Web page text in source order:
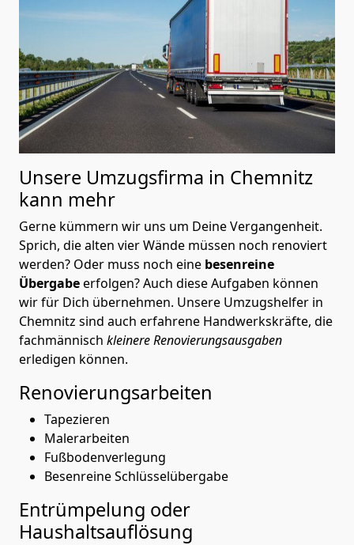
Unsere Umzugsfirma in Chemnitz
kann mehr
Gerne kümmern wir uns um Deine Vergangenheit.
Sprich, die alten vier Wände müssen noch renoviert
werden? Oder muss noch eine besenreine
Übergabeerfolgen? Auch diese Aufgaben können
wir für Dich übernehmen. Unsere Umzugshelfer in
Chemnitz sind auch erfahrene Handwerkskräfte, die
fachmännisch kleinere Renovierungsausgaben
erledigen können.
Renovierungsarbeiten
Tapezieren
Malerarbeiten
Fußbodenverlegung
Besenreine Schlüsselübergabe
Entrümpelung oder
Haushaltsauflösung